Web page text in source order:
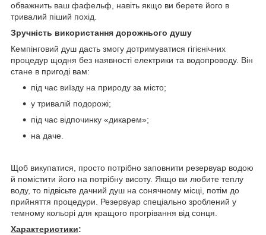
обважнить ваш фафельф, навіть якщо ви берете його в
тривалий піший похід.
Зручність використання дорожнього душу
Кемпінговий душ дасть змогу дотримуватися гігієнічних
процедур щодня без наявності електрики та водопроводу. Він
стане в пригоді вам:
під час виїзду на природу за місто;
у тривалій подорожі;
під час відпочинку «дикарем»;
на даче.
Щоб викупатися, просто потрібно заповнити резервуар водою
й помістити його на потрібну висоту. Якщо ви любите теплу
воду, то підвісьте дачний душ на сонячному місці, потім до
прийняття процедури. Резервуар спеціально зроблений у
темному кольорі для кращого прогрівання від сонця.
Характеристики: